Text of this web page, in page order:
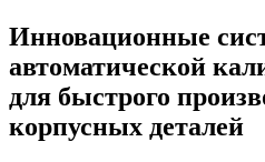
Инновационные
автоматической
для быстрого
корпусных деталей